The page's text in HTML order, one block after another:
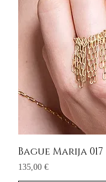
Bague Marija 017
Prix
135,00 €